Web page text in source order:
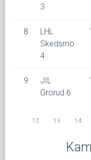
3
8
LHL
Skedsmo
4
9
JIL
Grorud 6
12 13 14